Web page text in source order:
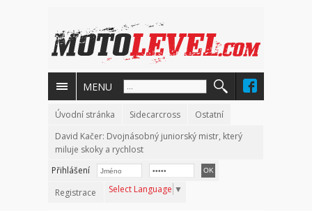
MENU
Úvodní stránka Sidecarcross
Ostatní
David Kačer: Dvojnásobný juniorský mistr, který
miluje skoky a rychlost
Přihlášení
Registrace
Select Language ▼